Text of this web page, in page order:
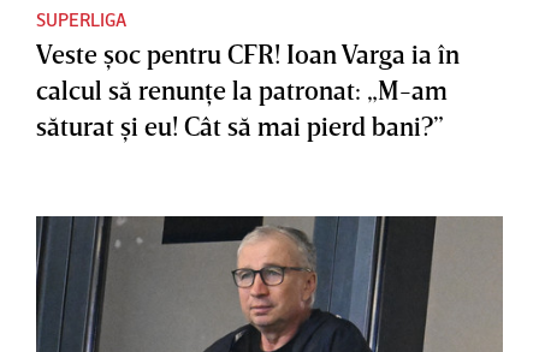
SUPERLIGA
Veste şoc pentru CFR! Ioan Varga ia în
calcul să renunţe la patronat: „M-am
săturat şi eu! Cât să mai pierd bani?”